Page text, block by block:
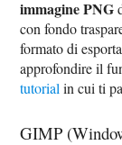
immagine PNG
con fondo
formato di
approfondire il
tutorial in cui ti
GIMP